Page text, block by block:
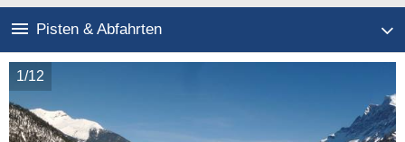
Pisten & Abfahrten
1/12